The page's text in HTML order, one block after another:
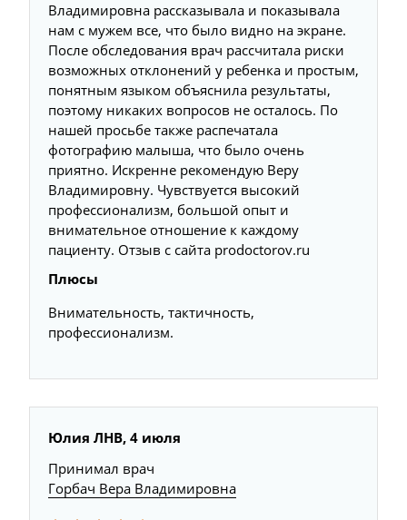
Владимировна рассказывала и показывала
нам с мужем все, что было видно на экране.
После обследования врач рассчитала риски
возможных отклонений у ребенка и простым,
понятным языком объяснила результаты,
поэтому никаких вопросов не осталось. По
нашей просьбе также распечатала
фотографию малыша, что было очень
приятно. Искренне рекомендую Веру
Владимировну. Чувствуется высокий
профессионализм, большой опыт и
внимательное отношение к каждому
пациенту. Отзыв с сайта prodoctorov.ru
Плюсы
Внимательность, тактичность,
профессионализм.
Юлия ЛНВ, 4 июля
Принимал врач
Горбач Вера Владимировна